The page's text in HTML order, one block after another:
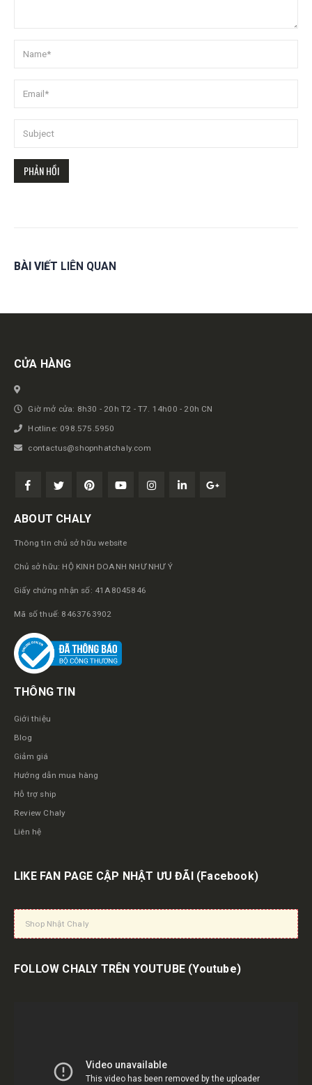
BÀI VIẾT LIÊN QUAN
Get in touch
CỬA HÀNG
Giờ mở cửa: 8h30 - 20h T2 - T7. 14h00 - 20h CN
Hotline: 098.575.5950
contactus@shopnhatchaly.com
ABOUT CHALY
Thông tin chủ sở hữu website
Chủ sở hữu: HỘ KINH DOANH NHƯ NHƯ Ý
Giấy chứng nhận số: 41A8045846
Mã số thuế: 8463763902
THÔNG TIN
Giới thiệu
Blog
Giảm giá
Hướng dẫn mua hàng
Hỗ trợ ship
Review Chaly
Liên hệ
LIKE FAN PAGE CẬP NHẬT ƯU ĐÃI (Facebook)
Shop Nhật Chaly
FOLLOW CHALY TRÊN YOUTUBE (Youtube)